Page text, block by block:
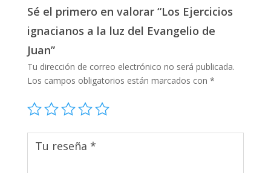
Sé el primero en valorar “Los Ejercicios
ignacianos a la luz del Evangelio de
Juan”
Tu dirección de correo electrónico no será publicada.
Los campos obligatorios están marcados con *